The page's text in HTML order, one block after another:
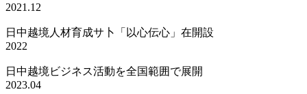
2021.12
日中越境人材育成サ卜「以心伝心」在開設
2022
日中越境ビジネス活動を全国範囲で展開
2023.04